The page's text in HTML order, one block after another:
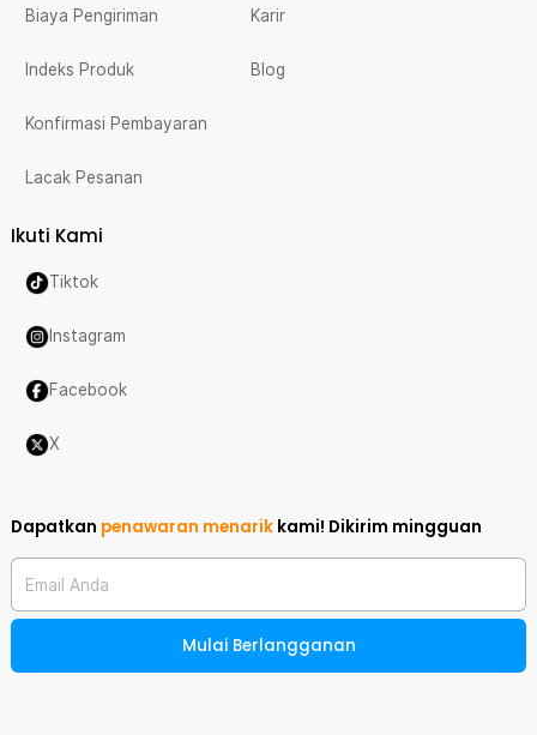
Biaya Pengiriman
Indeks Produk
Konfirmasi Pembayaran
Lacak Pesanan
Karir
Blog
Ikuti Kami
Tiktok
Instagram
Facebook
X
Dapatkan penawaran menarik kami! Dikirim mingguan
Email Anda
Mulai Berlangganan